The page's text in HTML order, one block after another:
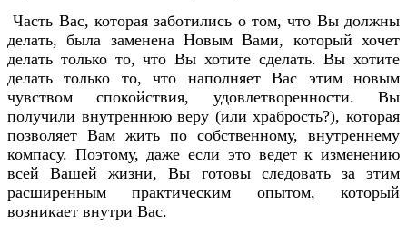
Часть Вас, которая заботились о том, что Вы должны
делать, была заменена Новым Вами, который хочет
делать только то, что Вы хотите сделать. Вы хотите
делать только то, что наполняет Вас этим новым
чувством спокойствия, удовлетворенности. Вы
получили внутреннюю веру (или храбрость?), которая
позволяет Вам жить по собственному, внутреннему
компасу. Поэтому, даже если это ведет к изменению
всей Вашей жизни, Вы готовы следовать за этим
расширенным практическим опытом, который
возникает внутри Вас.